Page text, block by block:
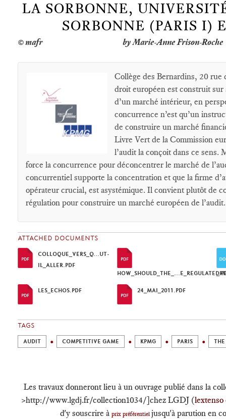
LA SORBONNE,
SORBONNE (PARIS I)
by Marie-Anne Frison-Roche
Collège des Bernardins, 20 rue
droit européen est construit
d’un marché intérieur, en
concurrence n’est qu’un
de construire un marché
Livre Vert de la Commission
l’audit la conçoit dans ce sens.
force la concurrence pour déconcentrer le marché de
concurrentiel supporte la concentration et que la firme
opérateur crucial, est asystémique. Il convient plutôt de
régulation pour construire un marché européen de l’audit.
ATTACHED DOCUMENTS
COLLOQUE_VERS_Q...UT-
IL_ALLER.PDF
LES_ECHOS.PDF 24_MAI_2011.PDF
TAGS
AUDIT COMPETITIVE GAME KPMG PARIS
Les travaux donneront lieu à un ouvrage publié dans la
>http://www.lgdj.fr/collection1034/]chez LGDJ (lextenso
d'y souscrire à prix préférentiel jusqu'à parution en